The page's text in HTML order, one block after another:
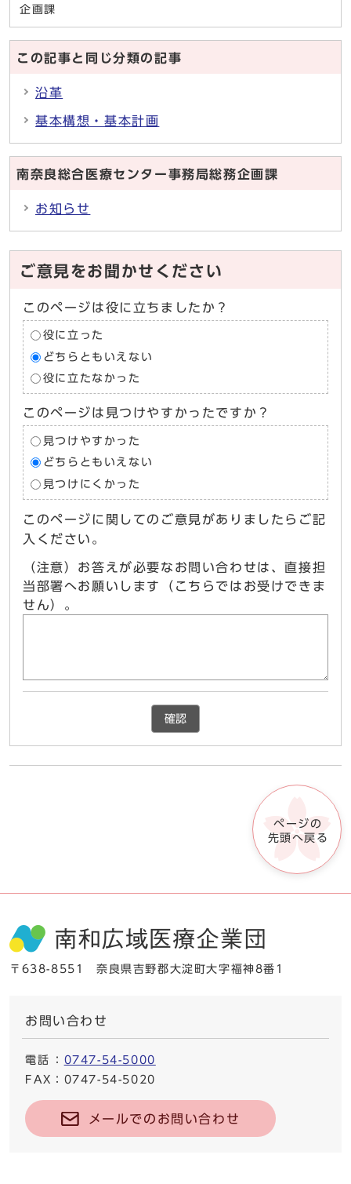
企画課
この記事と同じ分類の記事
沿革
基本構想・基本計画
南奈良総合医療センター事務局総務企画課
お知らせ
ご意見をお聞かせください
このページは役に立ちましたか？
役に立った
どちらともいえない
役に立たなかった
このページは見つけやすかったですか？
見つけやすかった
どちらともいえない
見つけにくかった
このページに関してのご意見がありましたらご記
入ください。
（注意）お答えが必要なお問い合わせは、直接担
当部署へお願いします（こちらではお受けできま
せん）。
確認
ページの
先頭へ戻る
〒638-8551 奈良県吉野郡大淀町大字福神8番1
お問い合わせ
電話 ： 0747-54-5000
FAX ：0747-54-5020
メールでのお問い合わせ